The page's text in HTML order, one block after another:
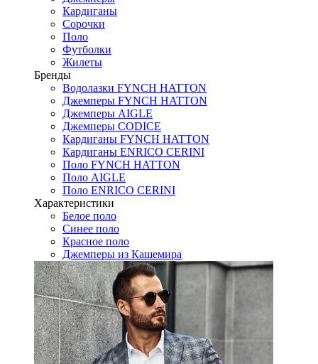
Кардиганы
Сорочки
Поло
Футболки
Жилеты
Бренды
Водолазки FYNCH HATTON
Джемперы FYNCH HATTON
Джемперы AIGLE
Джемперы CODICE
Кардиганы FYNCH HATTON
Кардиганы ENRICO CERINI
Поло FYNCH HATTON
Поло AIGLE
Поло ENRICO CERINI
Характеристики
Белое поло
Синее поло
Красное поло
Джемперы из Кашемира